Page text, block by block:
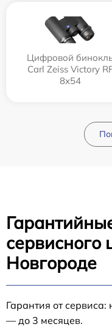
Цифровой
Carl Zeiss Victory
8x54
Новгороде
Гарантия от
— до 3 месяцев.